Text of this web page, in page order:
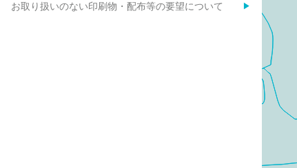
お取り扱いのない印刷物・配布等の要望について ▶